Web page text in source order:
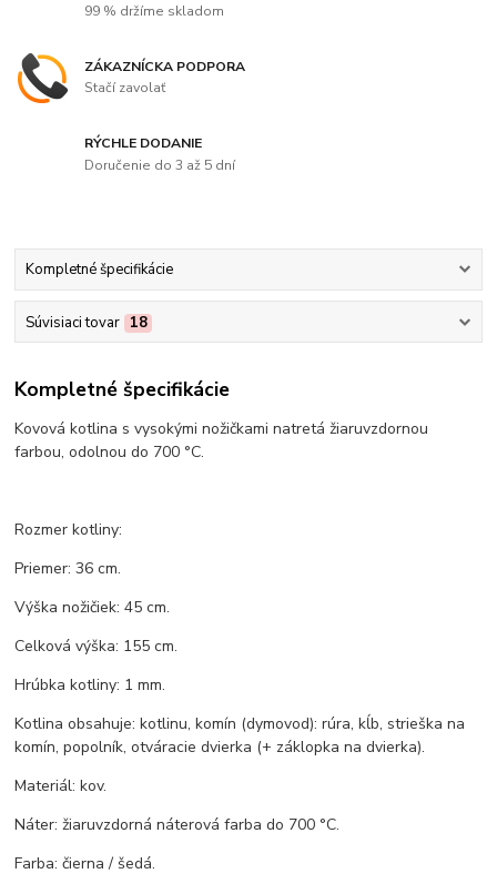
99 % držíme skladom
ZÁKAZNÍCKA PODPORA
Stačí zavolať
RÝCHLE DODANIE
Doručenie do 3 až 5 dní
Kompletné špecifikácie
Súvisiaci tovar 18
Kompletné špecifikácie
Kovová kotlina s vysokými nožičkami natretá žiaruvzdornou
farbou, odolnou do 700 °C.
Rozmer kotliny:
Priemer: 36 cm.
Výška nožičiek: 45 cm.
Celková výška: 155 cm.
Hrúbka kotliny: 1 mm.
Kotlina obsahuje: kotlinu, komín (dymovod): rúra, kĺb, strieška na
komín, popolník, otváracie dvierka (+ záklopka na dvierka).
Materiál: kov.
Náter: žiaruvzdorná náterová farba do 700 °C.
Farba: čierna / šedá.